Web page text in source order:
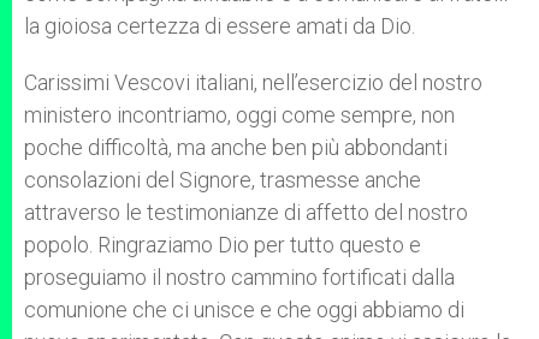
la gioiosa certezza di essere amati da Dio.
Carissimi Vescovi italiani, nell’esercizio del nostro
ministero incontriamo, oggi come sempre, non
poche difficoltà, ma anche ben più abbondanti
consolazioni del Signore, trasmesse anche
attraverso le testimonianze di affetto del nostro
popolo. Ringraziamo Dio per tutto questo e
proseguiamo il nostro cammino fortificati dalla
comunione che ci unisce e che oggi abbiamo di